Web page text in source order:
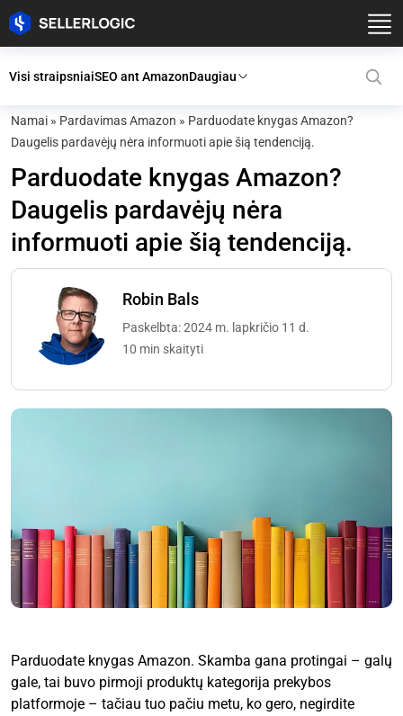
Visi straipsniaiSEO ant AmazonDaugiau
Namai » Pardavimas Amazon » Parduodate knygas Amazon?
Daugelis pardavėjų nėra informuoti apie šią tendenciją.
Parduodate knygas Amazon?
Daugelis pardavėjų nėra
informuoti apie šią tendenciją.
Robin Bals
Paskelbta: 2024 m. lapkričio 11 d.
10 min skaityti
Parduodate knygas Amazon. Skamba gana protingai – galų
gale, tai buvo pirmoji produktų kategorija prekybos
platformoje – tačiau tuo pačiu metu, ko gero, negirdite